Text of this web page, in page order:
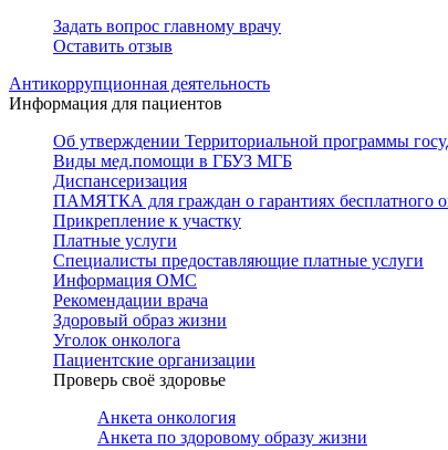
Задать вопрос главному врачу
Оставить отзыв
Антикоррупционная деятельность
Информация для пациентов
Об утверждении Территориальной программы
Виды мед.помощи в ГБУЗ МГБ
Диспансеризация
ПАМЯТКА для граждан о гарантиях бесплатного
Прикрепление к участку
Платные услуги
Специалисты предоставляющие платные услуги
Информация ОМС
Рекомендации врача
Здоровый образ жизни
Уголок онколога
Пациентские организации
Проверь своё здоровье
Анкета онкология
Анкета по здоровому образу жизни